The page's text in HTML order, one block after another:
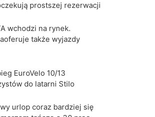
prostszej rezerwacji
wchodzi na rynek.
także wyjazdy
EuroVelo 10/13
do latarni Stilo
urlop coraz bardziej się